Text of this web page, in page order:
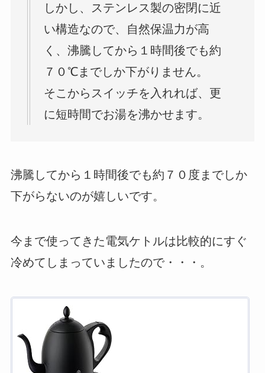
しかし、ステンレス製の密閉に近
い構造なので、自然保温力が高
く、沸騰してから１時間後でも約
７０℃までしか下がりません。
そこからスイッチを入れれば、更
に短時間でお湯を沸かせます。
沸騰してから１時間後でも約７０度までしか
下がらないのが嬉しいです。
今まで使ってきた電気ケトルは比較的にすぐ
冷めてしまっていましたので・・・。